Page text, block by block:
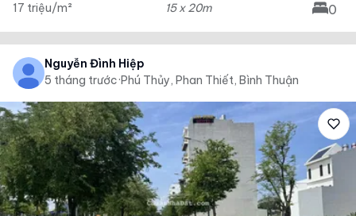
17 triệu/m² 15 x 20m
0
Nguyễn Đình Hiệp
5 tháng trước·Phú Thủy, Phan Thiết, Bình Thuận